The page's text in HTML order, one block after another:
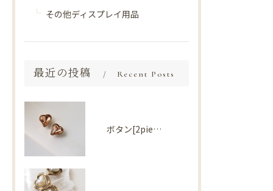
その他ディスプレイ用品
最近の投稿 Recent Posts
ボタン[2piece] Import parts No2730